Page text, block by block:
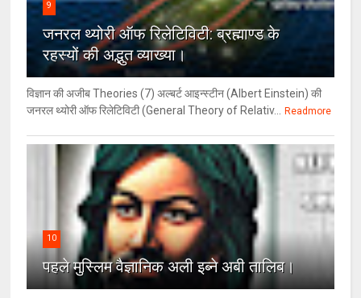
9
जनरल थ्‍योरी ऑफ रिलेटिविटी: ब्रह्माण्‍ड के
रहस्‍यों की अद्भुत व्‍याख्‍या।
विज्ञान की अजीब Theories (7) अल्‍बर्ट आइन्स्टीन (Albert Einstein) की
जनरल थ्योरी ऑफ रिलेटिविटी (General Theory of Relativ...
Readmore
10
पहले मुस्लिम वैज्ञानिक अली इब्ने अबी तालिब।